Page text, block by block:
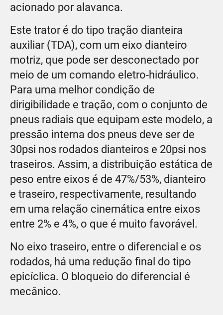
acionado por alavanca.
Este trator é do tipo tração dianteira
auxiliar (TDA), com um eixo dianteiro
motriz, que pode ser desconectado por
meio de um comando eletro-hidráulico.
Para uma melhor condição de
dirigibilidade e tração, com o conjunto de
pneus radiais que equipam este modelo, a
pressão interna dos pneus deve ser de
30psi nos rodados dianteiros e 20psi nos
traseiros. Assim, a distribuição estática de
peso entre eixos é de 47%/53%, dianteiro
e traseiro, respectivamente, resultando
em uma relação cinemática entre eixos
entre 2% e 4%, o que é muito favorável.
No eixo traseiro, entre o diferencial e os
rodados, há uma redução final do tipo
epicíclica. O bloqueio do diferencial é
mecânico.